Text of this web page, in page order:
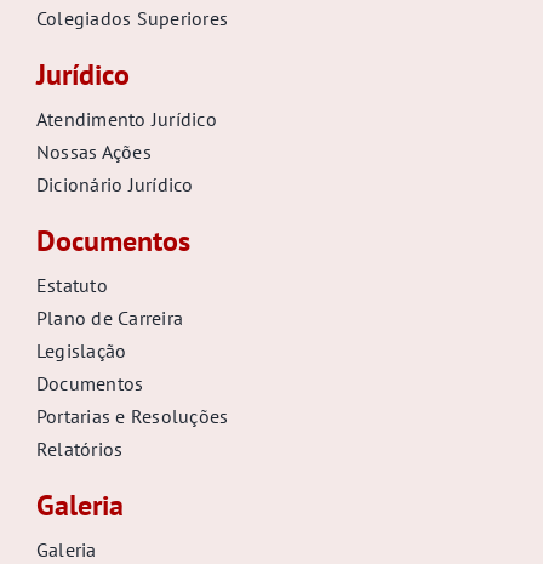
Colegiados Superiores
Jurídico
Atendimento Jurídico
Nossas Ações
Dicionário Jurídico
Documentos
Estatuto
Plano de Carreira
Legislação
Documentos
Portarias e Resoluções
Relatórios
Galeria
Galeria